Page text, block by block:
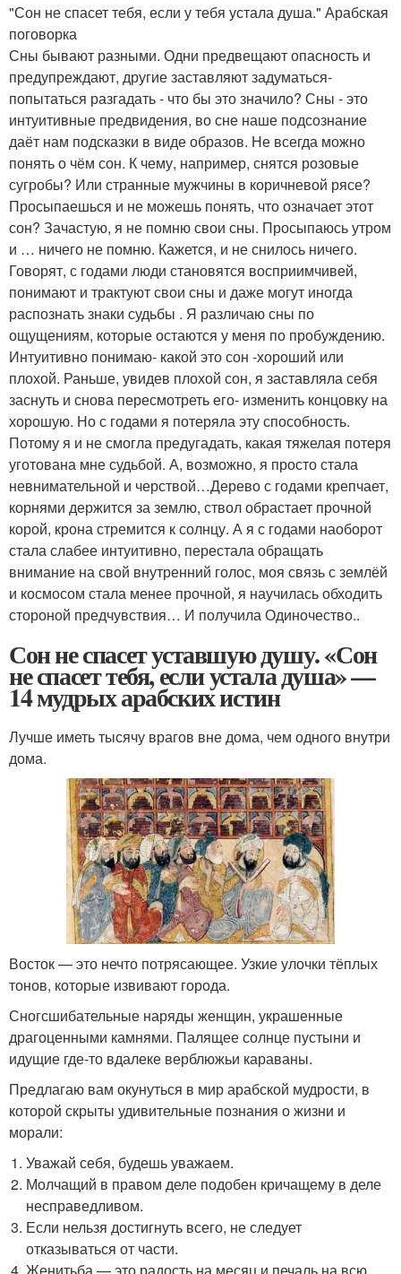
"Сон не спасет тебя, если у тебя устала душа." Арабская
поговорка
Сны бывают разными. Одни предвещают опасность и
предупреждают, другие заставляют задуматься-
попытаться разгадать - что бы это значило? Сны - это
интуитивные предвидения, во сне наше подсознание
даёт нам подсказки в виде образов. Не всегда можно
понять о чём сон. К чему, например, снятся розовые
сугробы? Или странные мужчины в коричневой рясе?
Просыпаешься и не можешь понять, что означает этот
сон? Зачастую, я не помню свои сны. Просыпаюсь утром
и … ничего не помню. Кажется, и не снилось ничего.
Говорят, с годами люди становятся восприимчивей,
понимают и трактуют свои сны и даже могут иногда
распознать знаки судьбы . Я различаю сны по
ощущениям, которые остаются у меня по пробуждению.
Интуитивно понимаю- какой это сон -хороший или
плохой. Раньше, увидев плохой сон, я заставляла себя
заснуть и снова пересмотреть его- изменить концовку на
хорошую. Но с годами я потеряла эту способность.
Потому я и не смогла предугадать, какая тяжелая потеря
уготована мне судьбой. А, возможно, я просто стала
невнимательной и черствой…Дерево с годами крепчает,
корнями держится за землю, ствол обрастает прочной
корой, крона стремится к солнцу. А я с годами наоборот
стала слабее интуитивно, перестала обращать
внимание на свой внутренний голос, моя связь с землёй
и космосом стала менее прочной, я научилась обходить
стороной предчувствия… И получила Одиночество..
Сон не спасет уставшую душу. «Сон
не спасет тебя, если устала душа» —
14 мудрых арабских истин
Лучше иметь тысячу врагов вне дома, чем одного внутри
дома.
Восток — это нечто потрясающее. Узкие улочки тёплых
тонов, которые извивают города.
Сногсшибательные наряды женщин, украшенные
драгоценными камнями. Палящее солнце пустыни и
идущие где-то вдалеке верблюжьи караваны.
Предлагаю вам окунуться в мир арабской мудрости, в
которой скрыты удивительные познания о жизни и
морали:
Уважай себя, будешь уважаем.
Молчащий в правом деле подобен кричащему в деле
несправедливом.
Если нельзя достигнуть всего, не следует
отказываться от части.